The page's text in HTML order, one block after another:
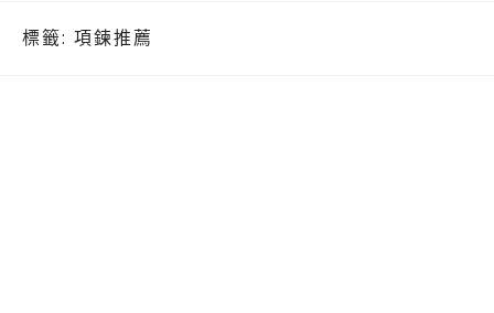
標籤: 項鍊推薦